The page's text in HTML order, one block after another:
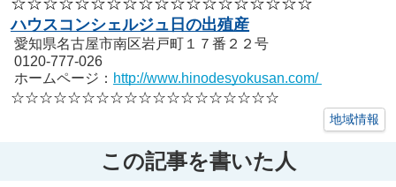
ハウスコンシェルジュ日の出殖産
愛知県名古屋市南区岩戸町１７番２２号
0120-777-026
ホームページ： http://www.hinodesyokusan.com/
☆☆☆☆☆☆☆☆☆☆☆☆☆☆☆☆☆☆☆
地域情報
この記事を書いた人